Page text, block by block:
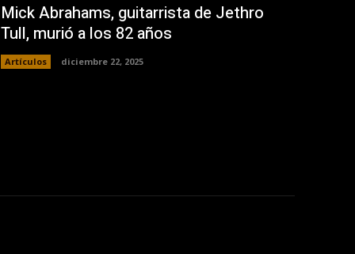
Mick Abrahams, guitarrista de Jethro
Tull, murió a los 82 años
Artículos diciembre 22, 2025